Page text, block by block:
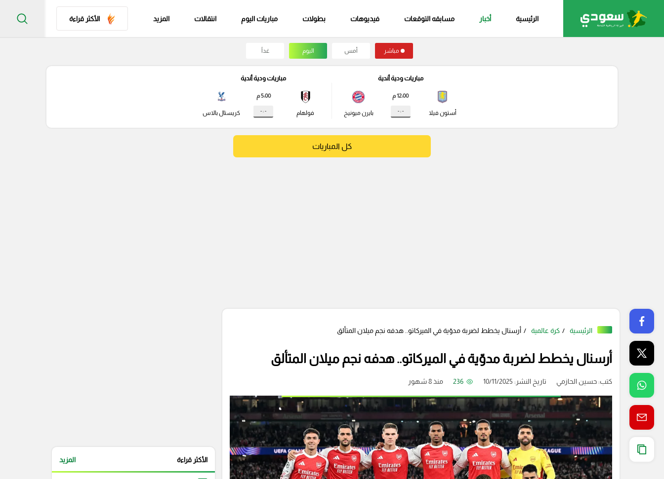
الرئيسية أخبار مسابقه التوقعات فيديوهات بطولات مباريات اليوم انتقالات المزيد الأكثر قراءة
مباشر أمس اليوم غداً
مباريات ودية أندية
أستون فيلا
12:00 م
- : - بايرن ميونيخ
مباريات ودية أندية
فولهام
5:00 م
- : - كريستال بالاس
كل المباريات
الرئيسية كرة عالمية أرسنال يخطط لضربة مدوّية في الميركاتو.. هدفه نجم ميلان المتألق
أرسنال يخطط لضربة مدوّية في الميركاتو.. هدفه نجم ميلان المتألق
كتب:حسين الحازمي تاريخ النشر: 10/11/2025 236 منذ 8 شهور
الأكثر قراءة المزيد